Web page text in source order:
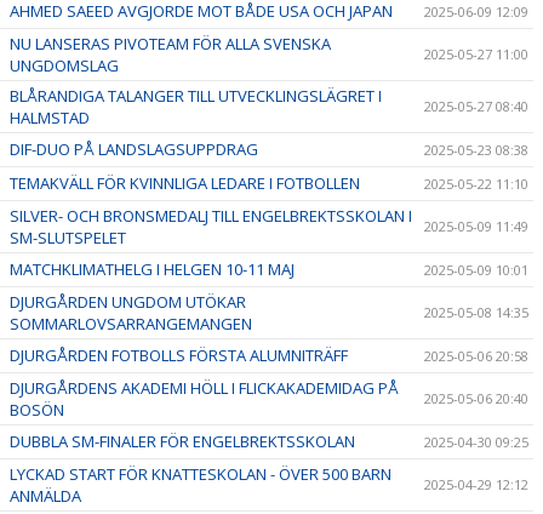
AHMED SAEED AVGJORDE MOT BÅDE USA OCH JAPAN 2025-06-09 12:09
NU LANSERAS PIVOTEAM FÖR ALLA SVENSKA
UNGDOMSLAG
2025-05-27 11:00
BLÅRANDIGA TALANGER TILL UTVECKLINGSLÄGRET I
HALMSTAD
2025-05-27 08:40
DIF-DUO PÅ LANDSLAGSUPPDRAG 2025-05-23 08:38
TEMAKVÄLL FÖR KVINNLIGA LEDARE I FOTBOLLEN 2025-05-22 11:10
SILVER- OCH BRONSMEDALJ TILL ENGELBREKTSSKOLAN I
SM-SLUTSPELET
2025-05-09 11:49
MATCHKLIMATHELG I HELGEN 10-11 MAJ 2025-05-09 10:01
DJURGÅRDEN UNGDOM UTÖKAR
SOMMARLOVSARRANGEMANGEN
2025-05-08 14:35
DJURGÅRDEN FOTBOLLS FÖRSTA ALUMNITRÄFF 2025-05-06 20:58
DJURGÅRDENS AKADEMI HÖLL I FLICKAKADEMIDAG PÅ
BOSÖN
2025-05-06 20:40
DUBBLA SM-FINALER FÖR ENGELBREKTSSKOLAN 2025-04-30 09:25
LYCKAD START FÖR KNATTESKOLAN - ÖVER 500 BARN
ANMÄLDA
2025-04-29 12:12